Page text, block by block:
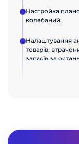
Настройка
колебаний.
Налаштування
товарів,
запасів за